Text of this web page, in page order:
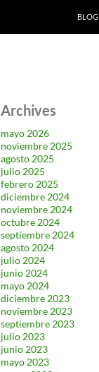
BLOG
Archives
mayo 2026
noviembre 2025
agosto 2025
julio 2025
febrero 2025
diciembre 2024
noviembre 2024
octubre 2024
septiembre 2024
agosto 2024
julio 2024
junio 2024
mayo 2024
diciembre 2023
noviembre 2023
septiembre 2023
julio 2023
junio 2023
mayo 2023